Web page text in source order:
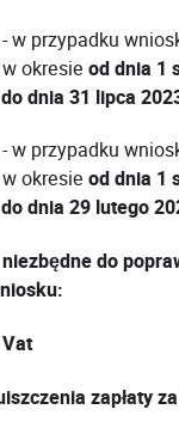
- w przypadku
okresie od dnia 1
dnia 31 lipca
w przypadku
okresie od dnia 1
dnia 29 lutego
do
zapłaty